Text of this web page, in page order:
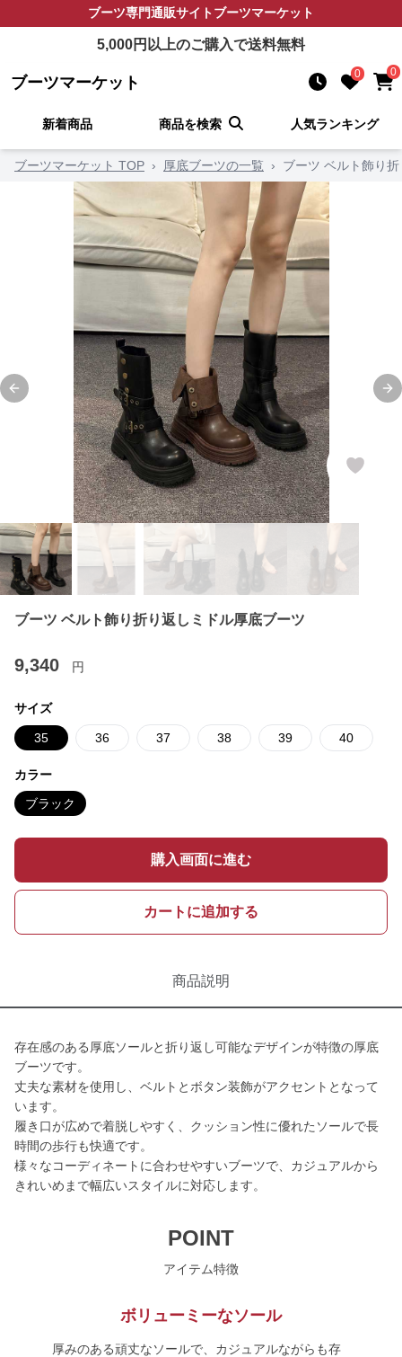
ブーツ専門通販サイトブーツマーケット
5,000円以上のご購入で送料無料
ブーツマーケット 0 0
新着商品 商品を検索 人気ランキング
ブーツマーケット TOP › 厚底ブーツの一覧 › ブーツ ベルト飾り
Previous slide
ブーツ ベルト飾り折り返しミドル厚底ブーツ
9,340 円
サイズ
35 36 37 38 39 40
カラー
ブラック
購入画面に進む
カートに追加する
商品説明
存在感のある厚底ソールと折り返し可能なデザインが特徴の厚底
ブーツです。
丈夫な素材を使用し、ベルトとボタン装飾がアクセントとなって
います。
履き口が広めで着脱しやすく、クッション性に優れたソールで長
時間の歩行も快適です。
様々なコーディネートに合わせやすいブーツで、カジュアルから
きれいめまで幅広いスタイルに対応します。
POINT
アイテム特徴
ボリューミーなソール
厚みのある頑丈なソールで、カジュアルながらも存